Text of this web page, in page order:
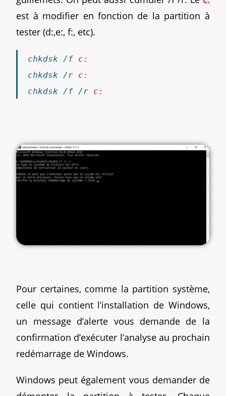
est à modifier en fonction de la partition à
tester (d:,e:, f:, etc).
chkdsk /f c:
chkdsk /r c:
chkdsk /f /r c:
Pour certaines, comme la partition système,
celle qui contient l’installation de Windows,
un message d’alerte vous demande de la
confirmation d’exécuter l’analyse au prochain
redémarrage de Windows.
Windows peut également vous demander de